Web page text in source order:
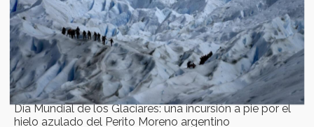
Día Mundial de los Glaciares: una incursión a pie por el
hielo azulado del Perito Moreno argentino